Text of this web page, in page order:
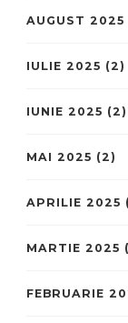
AUGUST 2025
IULIE 2025 (2)
IUNIE 2025 (2)
MAI 2025 (2)
APRILIE 2025
MARTIE 2025
FEBRUARIE